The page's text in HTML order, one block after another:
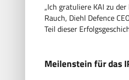
„Ich gratuliere KAI zu
Rauch, Diehl Defence
Teil dieser
Meilenstein für das